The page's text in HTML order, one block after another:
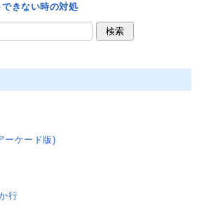
きない時の対処
ーケード版)
行